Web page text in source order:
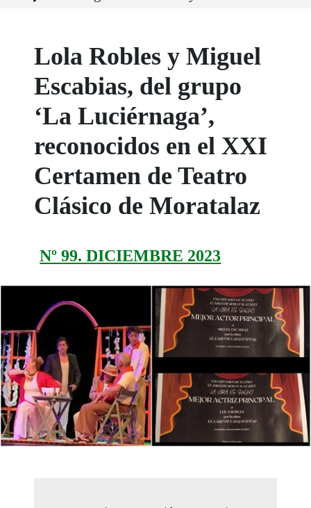
Lola Robles y Miguel
Escabias, del grupo
‘La Luciérnaga’,
reconocidos en el XXI
Certamen de Teatro
Clásico de Moratalaz
Nº 99. DICIEMBRE 2023